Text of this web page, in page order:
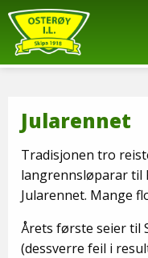
Jularennet
Tradisjonen tro
langrennsløparar til
Jularennet. Mange
Årets første seier til
(dessverre feil i